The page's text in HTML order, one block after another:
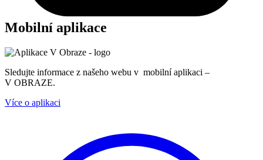
Mobilní aplikace
Sledujte informace z našeho webu v mobilní aplikaci –
V OBRAZE.
Více o aplikaci